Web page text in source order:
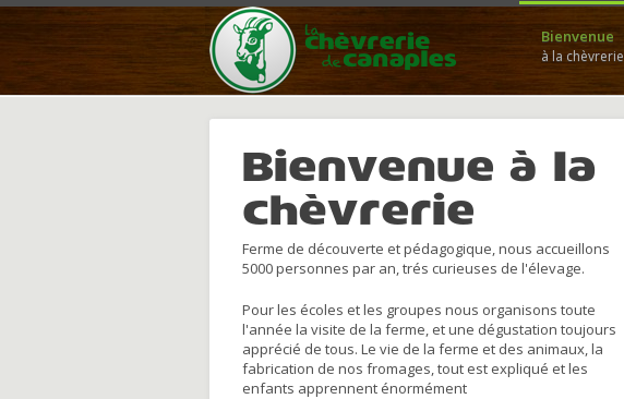
Bienvenue
à la chèvrerie
Bienvenue à la
chèvrerie
Ferme de découverte et pédagogique, nous accueillons
5000 personnes par an, trés curieuses de l'élevage.
Pour les écoles et les groupes nous organisons toute
l'année la visite de la ferme, et une dégustation toujours
apprécié de tous. Le vie de la ferme et des animaux, la
fabrication de nos fromages, tout est expliqué et les
enfants apprennent énormément